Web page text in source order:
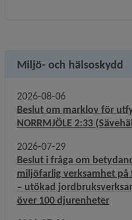
Miljö- och hälsoskydd
2026-08-06
Beslut om marklov för
NORRMJÖLE 2:33
2026-07-29
Beslut i fråga om
miljöfarlig verksamhet
– utökad
över 100 djurenheter